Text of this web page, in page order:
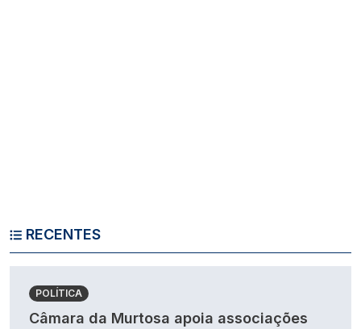
RECENTES
POLÍTICA
Câmara da Murtosa apoia associações